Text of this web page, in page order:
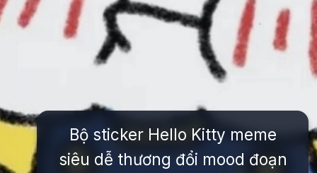
Bộ sticker Hello Kitty meme
siêu dễ thương đổi mood đoạn